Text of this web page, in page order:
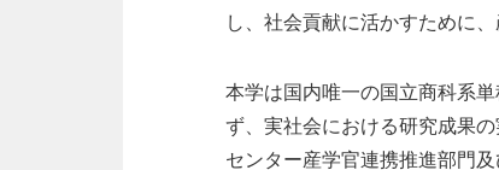
し、社会貢献に活かすために
本学は国内唯一の国立商科系
ず、実社会における研究成果
センター産学官連携推進部門